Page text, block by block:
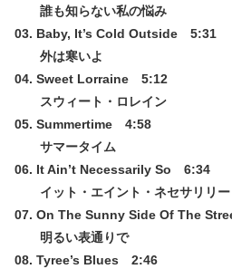
誰も知らない私の悩み
03. Baby, It’s Cold Outside 5:31
外は寒いよ
04. Sweet Lorraine 5:12
スウィート・ロレイン
05. Summertime 4:58
サマータイム
06. It Ain’t Necessarily So 6:34
イット・エイント・ネセサリリー
07. On The Sunny Side Of The
明るい表通りで
08. Tyree’s Blues 2:46